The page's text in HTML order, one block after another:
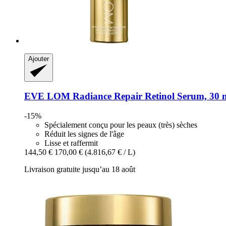
Ajouter
EVE LOM Radiance Repair Retinol Serum, 30
-15%
Spécialement conçu pour les peaux (très) sèches
Réduit les signes de l'âge
Lisse et raffermit
144,50 € 170,00 € (4.816,67 € / L)
Livraison gratuite jusqu’au 18 août